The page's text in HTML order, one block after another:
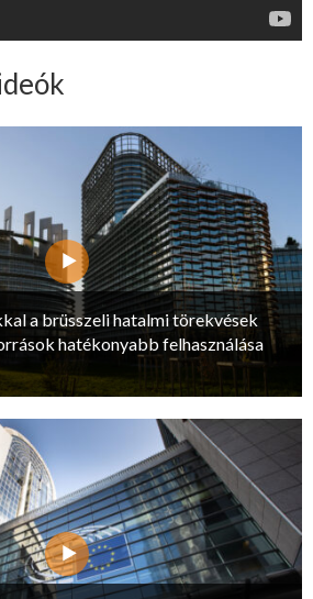
a brüsszeli hatalmi törekvések
hatékonyabb felhasználása